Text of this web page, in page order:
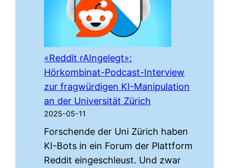
«Reddit rAIngelegt»:
Hörkombinat-Podcast-Interview
zur fragwürdigen KI-Manipulation
an der Universität Zürich
2025-05-11
Forschende der Uni Zürich haben
KI-Bots in ein Forum der Plattform
Reddit eingeschleust. Und zwar